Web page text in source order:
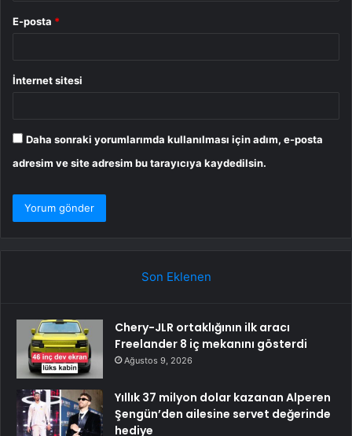
E-posta *
İnternet sitesi
Daha sonraki yorumlarımda kullanılması için adım, e-posta
adresim ve site adresim bu tarayıcıya kaydedilsin.
Son Eklenen
Chery-JLR ortaklığının ilk aracı
Freelander 8 iç mekanını gösterdi
Ağustos 9, 2026
Yıllık 37 milyon dolar kazanan Alperen
Şengün’den ailesine servet değerinde
hediye